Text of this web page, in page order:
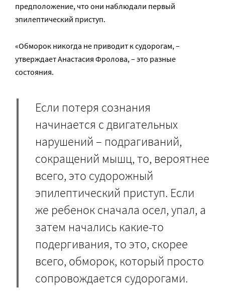
предположение, что они наблюдали первый
эпилептический приступ.
«Обморок никогда не приводит к судорогам, –
утверждает Анастасия Фролова, – это разные
состояния.
Если потеря сознания
начинается с двигательных
нарушений – подрагиваний,
сокращений мышц, то, вероятнее
всего, это судорожный
эпилептический приступ. Если
же ребенок сначала осел, упал, а
затем начались какие-то
подергивания, то это, скорее
всего, обморок, который просто
сопровождается судорогами.